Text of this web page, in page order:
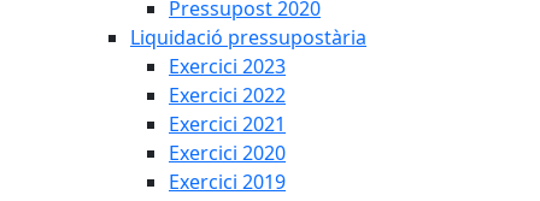
Pressupost 2020
Liquidació pressupostària
Exercici 2023
Exercici 2022
Exercici 2021
Exercici 2020
Exercici 2019